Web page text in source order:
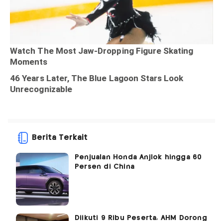
Berita Terkait
Penjualan Honda Anjlok hingga 60
Persen di China
Diikuti 9 Ribu Peserta, AHM Dorong